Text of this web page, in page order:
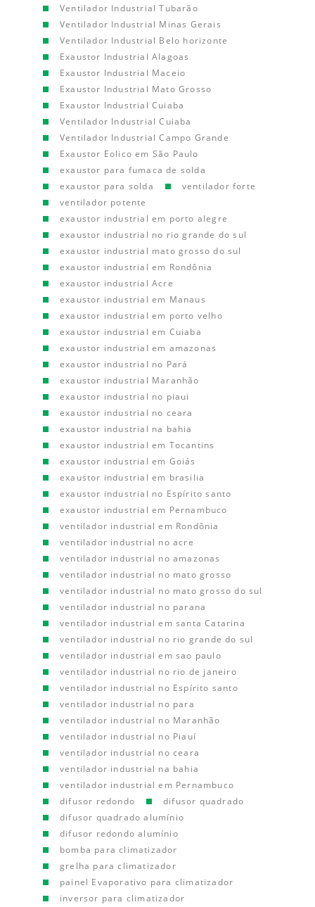
Ventilador Industrial Tubarão
Ventilador Industrial Minas Gerais
Ventilador Industrial Belo horizonte
Exaustor Industrial Alagoas
Exaustor Industrial Maceio
Exaustor Industrial Mato Grosso
Exaustor Industrial Cuiaba
Ventilador Industrial Cuiaba
Ventilador Industrial Campo Grande
Exaustor Eolico em São Paulo
exaustor para fumaca de solda
exaustor para solda
ventilador forte
ventilador potente
exaustor industrial em porto alegre
exaustor industrial no rio grande do sul
exaustor industrial mato grosso do sul
exaustor industrial em Rondônia
exaustor industrial Acre
exaustor industrial em Manaus
exaustor industrial em porto velho
exaustor industrial em Cuiaba
exaustor industrial em amazonas
exaustor industrial no Pará
exaustor industrial Maranhão
exaustor industrial no piaui
exaustor industrial no ceara
exaustor industrial na bahia
exaustor industrial em Tocantins
exaustor industrial em Goiás
exaustor industrial em brasilia
exaustor industrial no Espírito santo
exaustor industrial em Pernambuco
ventilador industrial em Rondônia
ventilador industrial no acre
ventilador industrial no amazonas
ventilador industrial no mato grosso
ventilador industrial no mato grosso do sul
ventilador industrial no parana
ventilador industrial em santa Catarina
ventilador industrial no rio grande do sul
ventilador industrial em sao paulo
ventilador industrial no rio de janeiro
ventilador industrial no Espírito santo
ventilador industrial no para
ventilador industrial no Maranhão
ventilador industrial no Piauí
ventilador industrial no ceara
ventilador industrial na bahia
ventilador industrial em Pernambuco
difusor redondo
difusor quadrado
difusor quadrado alumínio
difusor redondo alumínio
bomba para climatizador
grelha para climatizador
painel Evaporativo para climatizador
inversor para climatizador